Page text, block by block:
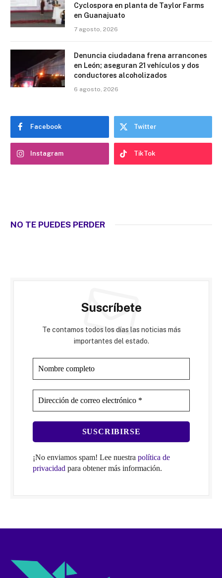
Cyclospora en planta de Taylor Farms
en Guanajuato
7 agosto, 2026
Denuncia ciudadana frena arrancones
en León; aseguran 21 vehículos y dos
conductores alcoholizados
6 agosto, 2026
Facebook Twitter
Instagram TikTok
NO TE PUEDES PERDER
Suscríbete
Te contamos todos los días las noticias más
importantes del estado.
¡No enviamos spam! Lee nuestra política de
privacidad para obtener más información.